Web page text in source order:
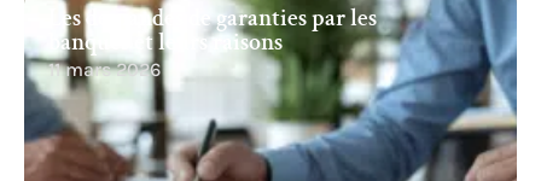
Les demandes de garanties par les
banques et leurs raisons
11 mars 2026